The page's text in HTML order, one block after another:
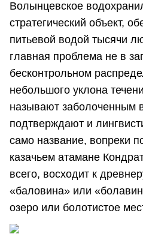
Волынцевское
стратегический объект,
питьевой водой тысячи
главная проблема не в
бесконтрольном
небольшого уклона
называют заболоченным
подтверждают и
само название, вопреки
казачьем атамане
всего, восходит к
«баловина» или
озеро или болотистое